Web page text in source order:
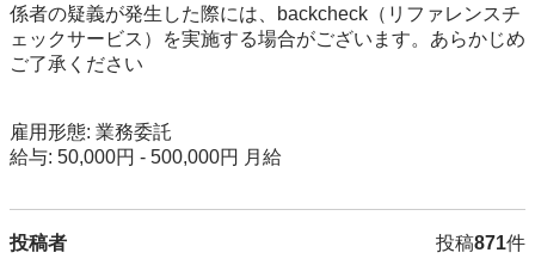
係者の疑義が発生した際には、backcheck（リファレンスチ
ェックサービス）を実施する場合がございます。あらかじめ
ご了承ください
雇用形態: 業務委託
給与: 50,000円 - 500,000円 月給
投稿者 投稿871件